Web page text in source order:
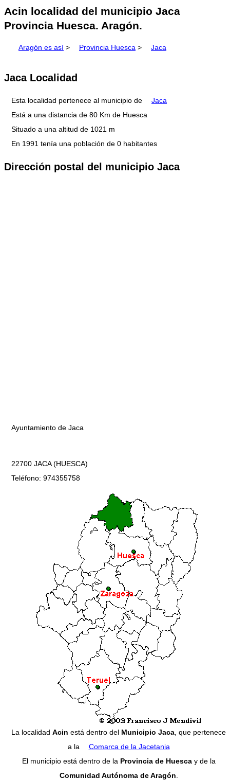
Acin localidad del municipio Jaca
Provincia Huesca. Aragón.
Aragón es así > Provincia Huesca > Jaca
Jaca Localidad
Esta localidad pertenece al municipio de
Jaca
Está a una distancia de 80 Km de Huesca
Situado a una altitud de 1021 m
En 1991 tenía una población de 0 habitantes
Dirección postal del municipio Jaca
Ayuntamiento de Jaca
22700 JACA (HUESCA)
Teléfono: 974355758
La localidad Acin está dentro del Municipio Jaca , que pertenece
a la
Comarca de la Jacetania
El municipio está dentro de la Provincia de Huescay de la
Comunidad Autónoma de Aragón